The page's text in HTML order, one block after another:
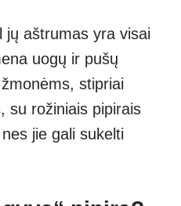
jų aštrumas yra visai
uogų ir pušų
stipriai
su rožiniais pipirais
jie gali sukelti